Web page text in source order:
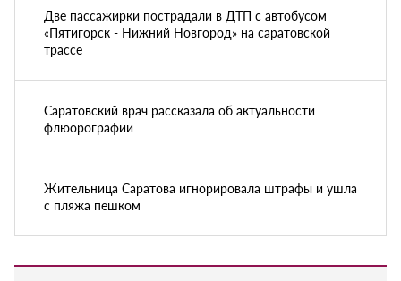
Две пассажирки пострадали в ДТП с автобусом
«Пятигорск - Нижний Новгород» на саратовской
трассе
Саратовский врач рассказала об актуальности
флюорографии
Жительница Саратова игнорировала штрафы и ушла
с пляжа пешком